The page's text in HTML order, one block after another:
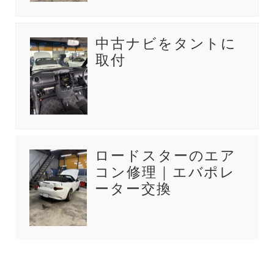
中古ナビをタントに
取付
ロードスターのエア
コン修理｜エバポレ
ーター交換